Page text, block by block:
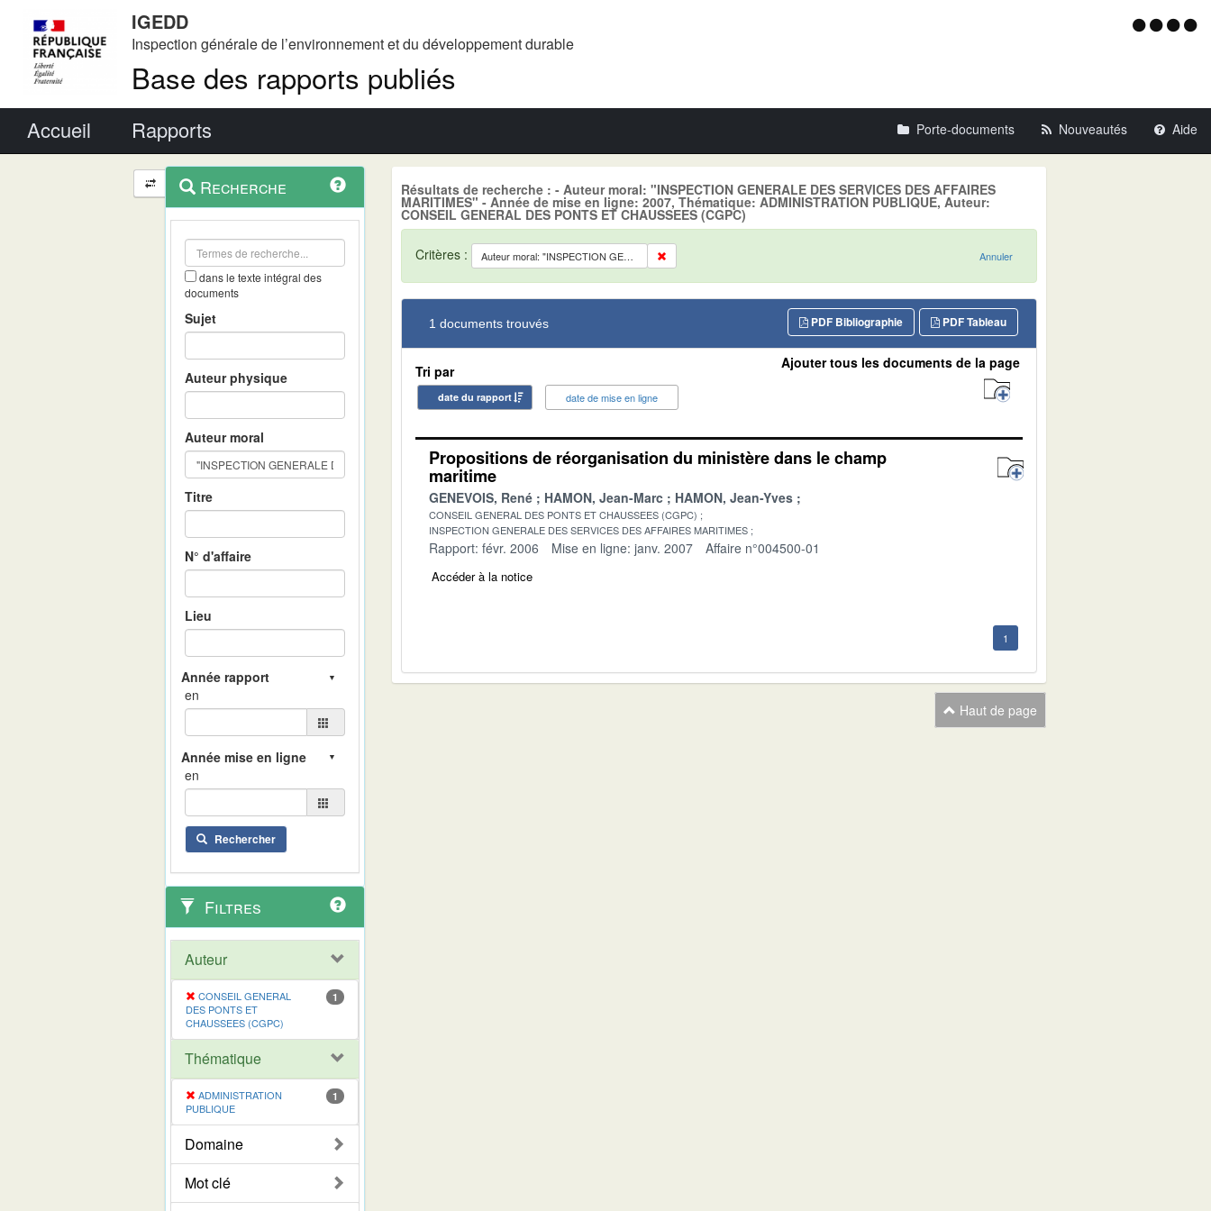
IGEDD
Inspection générale de l’environnement et du développement durable
Base des rapports publiés
Menu
Accueil Rapports Porte-documents Nouveautés Aide
Navigation
et
outils
contextuel
Recherche
dans le texte intégral des
documents
Sujet
Auteur physique
Auteur moral
Titre
N° d'affaire
Lieu
en
en
Rechercher
Filtres
Auteur
CONSEIL GENERAL
DES PONTS ET
CHAUSSEES (CGPC)
1
Thématique
ADMINISTRATION
PUBLIQUE
1
Domaine
Mot clé
Résultats de recherche : - Auteur moral: "INSPECTION GENERALE DES SERVICES DES AFFAIRES
MARITIMES" - Année de mise en ligne: 2007, Thématique: ADMINISTRATION PUBLIQUE, Auteur:
CONSEIL GENERAL DES PONTS ET CHAUSSEES (CGPC)
Critères : Auteur moral: "INSPECTION GENERALE DES SERVICES DES AFFAIRES MARITIMES" Annuler
1 documents trouvés PDF Tableau
PDF Bibliographie
Tri par
date du rapport date de mise en ligne
Ajouter tous les documents de la page
Propositions de réorganisation du ministère dans le champ
maritime
GENEVOIS, René HAMON, Jean-Marc HAMON, Jean-Yves
CONSEIL GENERAL DES PONTS ET CHAUSSEES (CGPC)
INSPECTION GENERALE DES SERVICES DES AFFAIRES MARITIMES
Rapport: févr. 2006 Mise en ligne: janv. 2007 Affaire n°004500-01
Accéder à la notice
1
Haut de page